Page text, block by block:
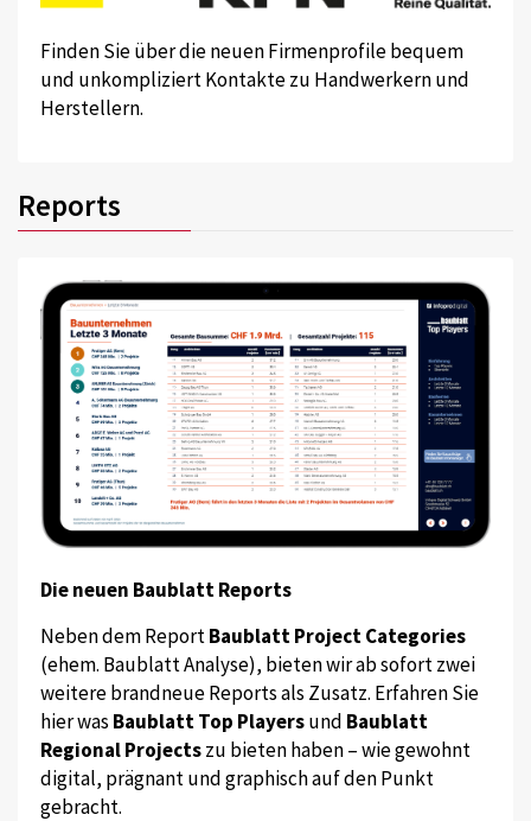
Finden Sie über die neuen Firmenprofile bequem
und unkompliziert Kontakte zu Handwerkern und
Herstellern.
Reports
Die neuen Baublatt Reports
Neben dem ReportBaublatt Project Categories
(ehem. Baublatt Analyse), bieten wir ab sofort zwei
weitere brandneue Reports als Zusatz. Erfahren Sie
hier was Baublatt Top Playersund Baublatt
Regional Projectszu bieten haben – wie gewohnt
digital, prägnant und graphisch auf den Punkt
gebracht.